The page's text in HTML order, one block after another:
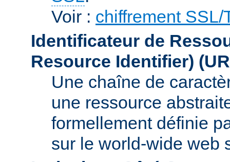
Voir : chiffrement SSL/
Identificateur de
Resource Identifier)
Une chaîne de
une ressource
formellement définie
sur le world-wide web